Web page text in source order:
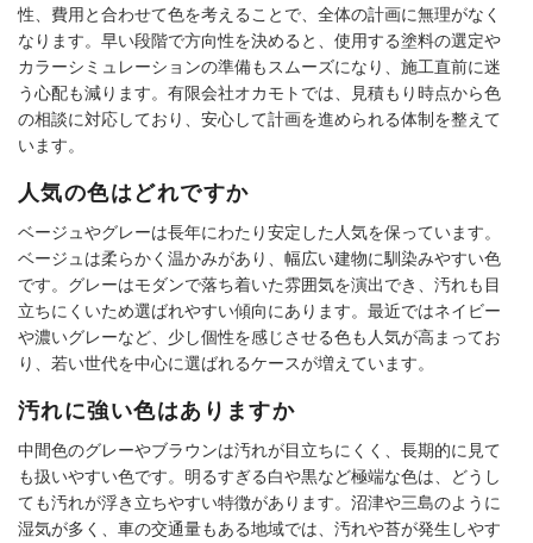
性、費用と合わせて色を考えることで、全体の計画に無理がなく
なります。早い段階で方向性を決めると、使用する塗料の選定や
カラーシミュレーションの準備もスムーズになり、施工直前に迷
う心配も減ります。有限会社オカモトでは、見積もり時点から色
の相談に対応しており、安心して計画を進められる体制を整えて
います。
人気の色はどれですか
ベージュやグレーは長年にわたり安定した人気を保っています。
ベージュは柔らかく温かみがあり、幅広い建物に馴染みやすい色
です。グレーはモダンで落ち着いた雰囲気を演出でき、汚れも目
立ちにくいため選ばれやすい傾向にあります。最近ではネイビー
や濃いグレーなど、少し個性を感じさせる色も人気が高まってお
り、若い世代を中心に選ばれるケースが増えています。
汚れに強い色はありますか
中間色のグレーやブラウンは汚れが目立ちにくく、長期的に見て
も扱いやすい色です。明るすぎる白や黒など極端な色は、どうし
ても汚れが浮き立ちやすい特徴があります。沼津や三島のように
湿気が多く、車の交通量もある地域では、汚れや苔が発生しやす